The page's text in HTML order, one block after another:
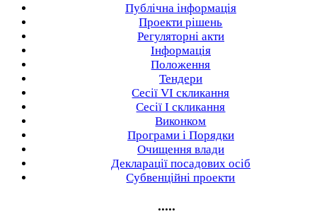
Публічна інформація
Проекти рішень
Регуляторні акти
Інформація
Положення
Тендери
Сесії VI скликання
Сесії I скликання
Виконком
Програми і Порядки
Очищення влади
Декларації посадових осіб
Субвенційні проекти
.....